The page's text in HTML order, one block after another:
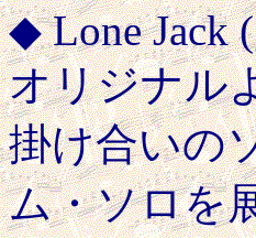
◆ Lone Jack
オリジナル
掛け合いの
ム・ソロを